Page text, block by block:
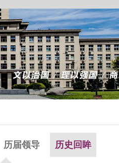
历届领导 历史回眸